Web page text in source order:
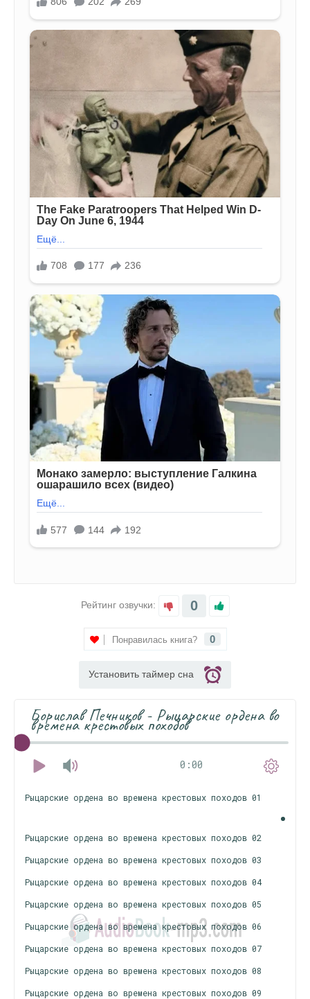
Рейтинг озвучки: 0
Понравилась книга? 0
Установить таймер сна
Борислав Печников - Рыцарские ордена во
времена крестовых походов
0:00
Рыцарские ордена во времена крестовых походов 01
Рыцарские ордена во времена крестовых походов 02
Рыцарские ордена во времена крестовых походов 03
Рыцарские ордена во времена крестовых походов 04
Рыцарские ордена во времена крестовых походов 05
Рыцарские ордена во времена крестовых походов 06
Рыцарские ордена во времена крестовых походов 07
Рыцарские ордена во времена крестовых походов 08
Рыцарские ордена во времена крестовых походов 09